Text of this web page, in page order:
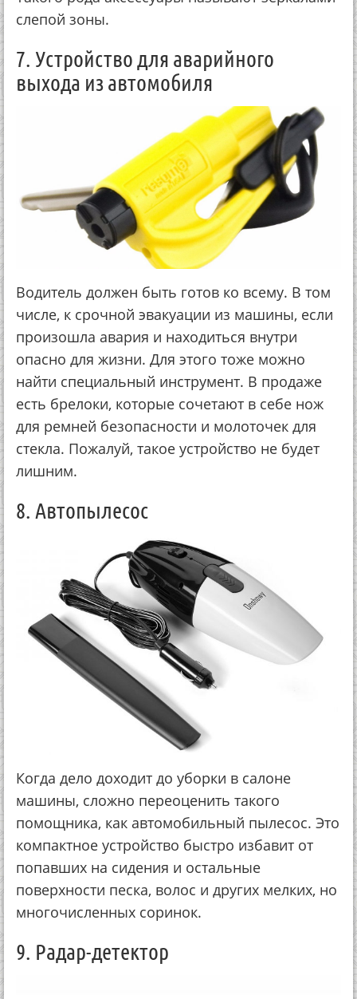
слепой зоны.
7. Устройство для аварийного
выхода из автомобиля
Водитель должен быть готов ко всему. В том
числе, к срочной эвакуации из машины, если
произошла авария и находиться внутри
опасно для жизни. Для этого тоже можно
найти специальный инструмент. В продаже
есть брелоки, которые сочетают в себе нож
для ремней безопасности и молоточек для
стекла. Пожалуй, такое устройство не будет
лишним.
8. Автопылесос
Когда дело доходит до уборки в салоне
машины, сложно переоценить такого
помощника, как автомобильный пылесос. Это
компактное устройство быстро избавит от
попавших на сидения и остальные
поверхности песка, волос и других мелких, но
многочисленных соринок.
9. Радар-детектор